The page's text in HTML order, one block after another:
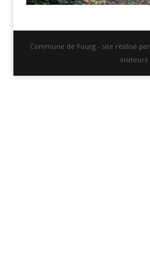
Commune de Fourg - site réalisé par
visiteurs